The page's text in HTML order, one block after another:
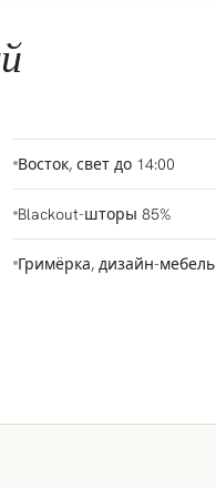
Восток, свет до 14:00
Blackout-шторы 85%
Гримёрка, дизайн-мебель